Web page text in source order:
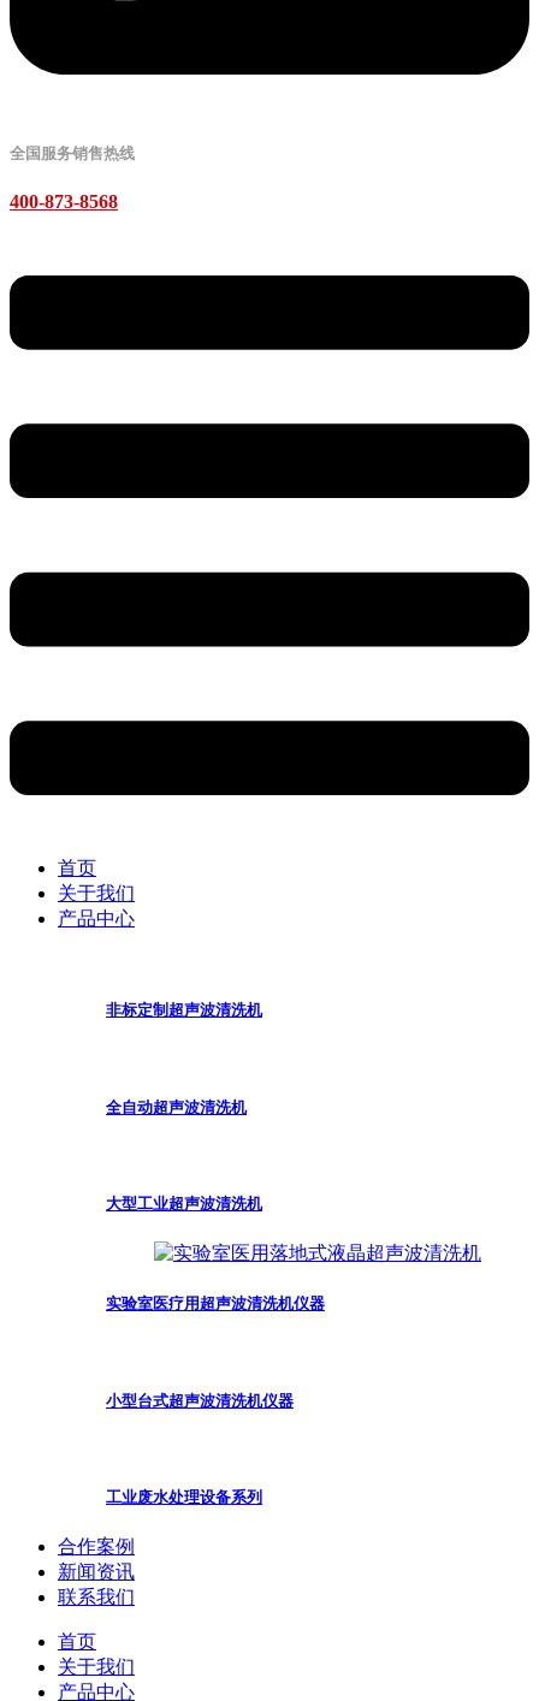
全国服务销售热线
400-873-8568
首页
关于我们
产品中心
非标定制超声波清洗机
全自动超声波清洗机
大型工业超声波清洗机
实验室医疗用超声波清洗机仪器
小型台式超声波清洗机仪器
工业废水处理设备系列
合作案例
新闻资讯
联系我们
首页
关于我们
产品中心